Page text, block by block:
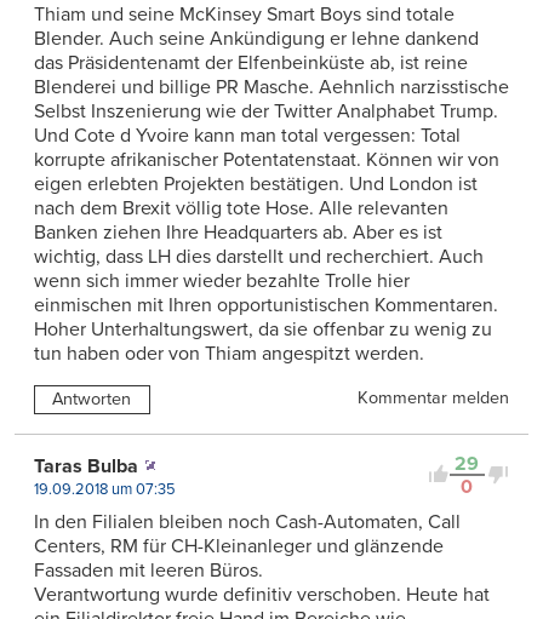
Thiam und seine McKinsey Smart Boys sind totale
Blender. Auch seine Ankündigung er lehne dankend
das Präsidentenamt der Elfenbeinküste ab, ist reine
Blenderei und billige PR Masche. Aehnlich narzisstische
Selbst Inszenierung wie der Twitter Analphabet Trump.
Und Cote d Yvoire kann man total vergessen: Total
korrupte afrikanischer Potentatenstaat. Können wir von
eigen erlebten Projekten bestätigen. Und London ist
nach dem Brexit völlig tote Hose. Alle relevanten
Banken ziehen Ihre Headquarters ab. Aber es ist
wichtig, dass LH dies darstellt und recherchiert. Auch
wenn sich immer wieder bezahlte Trolle hier
einmischen mit Ihren opportunistischen Kommentaren.
Hoher Unterhaltungswert, da sie offenbar zu wenig zu
tun haben oder von Thiam angespitzt werden.
Antworten Kommentar melden
29
0
Taras Bulba
19.09.2018 um 07:35
In den Filialen bleiben noch Cash-Automaten, Call
Centers, RM für CH-Kleinanleger und glänzende
Fassaden mit leeren Büros.
Verantwortung wurde definitiv verschoben. Heute hat